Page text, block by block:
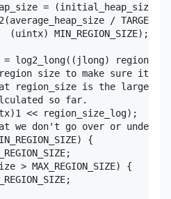
= (initial_heap_size +
/
(uintx) MIN_REGION_SIZE);
log2_long((jlong)
size to make sure it's
region_size is the largest
so far.
<< region_size_log);
we don't go over or under
{
> MAX_REGION_SIZE) {